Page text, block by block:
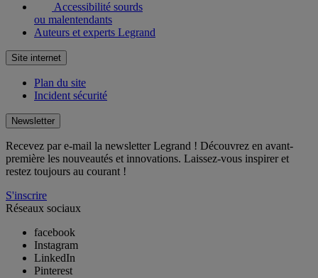
Accessibilité sourds
ou malentendants
Auteurs et experts Legrand
Site internet
Plan du site
Incident sécurité
Newsletter
Recevez par e-mail la newsletter Legrand ! Découvrez en avant-
première les nouveautés et innovations. Laissez-vous inspirer et
restez toujours au courant !
S'inscrire
Réseaux sociaux
facebook
Instagram
LinkedIn
Pinterest